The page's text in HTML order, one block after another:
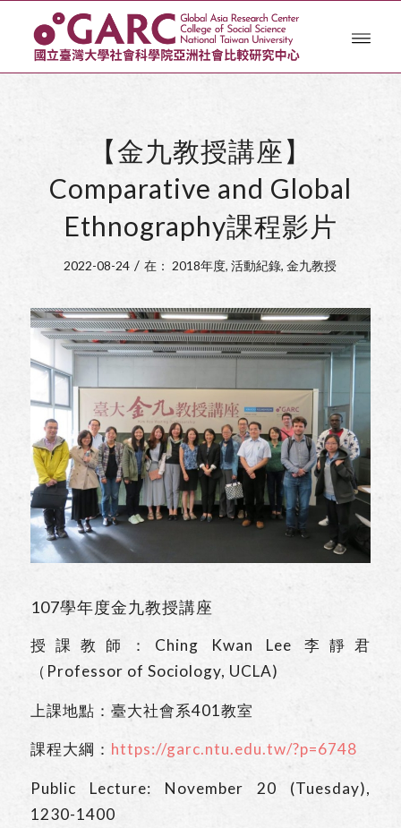
【金九教授講座】
Comparative and Global
Ethnography課程影片
2022-08-24 / 在： 2018年度,活動紀錄,金九教授
107學年度金九教授講座
授課教師：Ching Kwan Lee 李靜君
（Professor of Sociology, UCLA)
上課地點：臺大社會系401教室
課程大綱： https://garc.ntu.edu.tw/?p=6748
Public Lecture: November 20 (Tuesday),
1230-1400